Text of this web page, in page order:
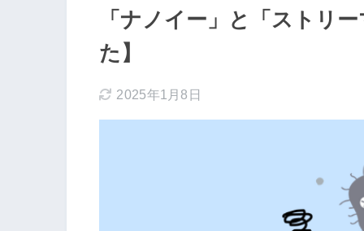
「ナノイー」と「ストリ
た】
2025年1月8日